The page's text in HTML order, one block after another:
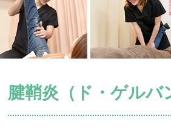
腱鞘炎（ド・ゲルバ